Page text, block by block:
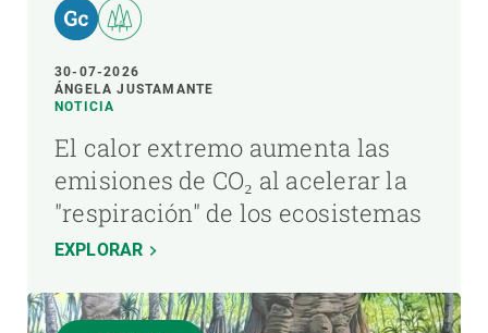
30-07-2026
ÁNGELA JUSTAMANTE
NOTICIA
El calor extremo aumenta las
emisiones de CO₂ al acelerar la
"respiración" de los ecosistemas
EXPLORAR